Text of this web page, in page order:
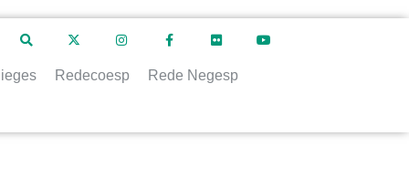
Redecoesp Rede Negesp